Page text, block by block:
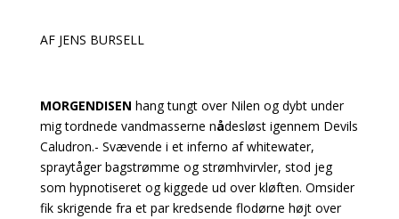
AF JENS BURSELL
MORGENDISEN hang tungt over Nilen og dybt under
mig tordnede vandmasserne nådesløst igennem Devils
Caludron.- Svævende i et inferno af whitewater,
spraytåger bagstrømme og strømhvirvler, stod jeg
som hypnotiseret og kiggede ud over kløften. Omsider
fik skrigende fra et par kredsende flodørne højt over